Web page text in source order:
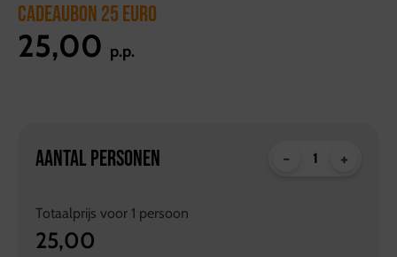
CADEAUBON 25 EURO
25,00 p.p.
AANTAL PERSONEN - +
Totaalprijs voor 1 persoon
25,00